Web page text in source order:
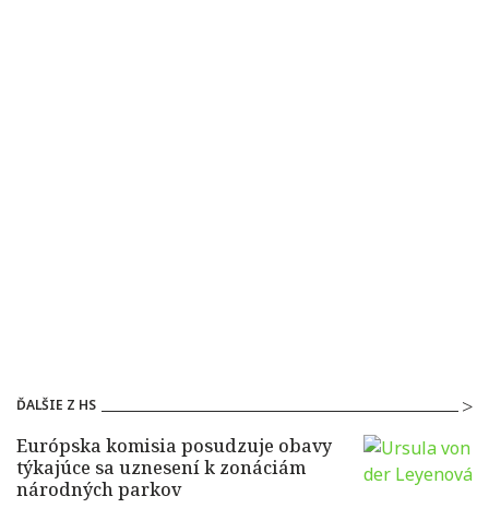
ĎALŠIE Z HS
Európska komisia posudzuje obavy
týkajúce sa uznesení k zonáciám
národných parkov